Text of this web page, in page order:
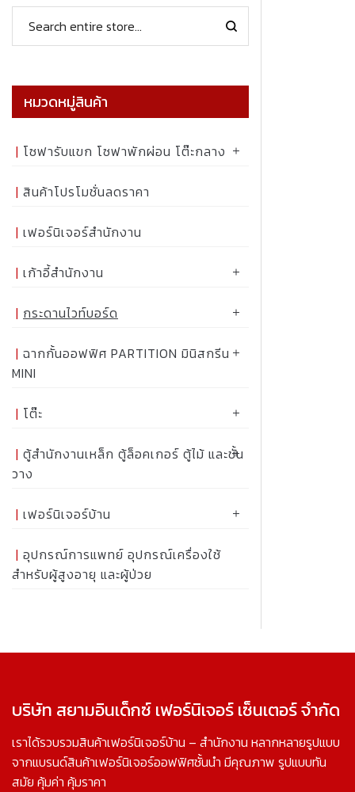
หมวดหมู่สินค้า
โซฟารับแขก โซฟาพักผ่อน โต๊ะกลาง
สินค้าโปรโมชั่นลดราคา
เฟอร์นิเจอร์สำนักงาน
เก้าอี้สำนักงาน
กระดานไวท์บอร์ด
ฉากกั้นออฟฟิศ PARTITION มินิสกรีน
MINI
โต๊ะ
ตู้สำนักงานเหล็ก ตู้ล็อคเกอร์ ตู้ไม้ และชั้น
วาง
เฟอร์นิเจอร์บ้าน
อุปกรณ์การแพทย์ อุปกรณ์เครื่องใช้
สำหรับผู้สูงอายุ และผู้ป่วย
บริษัท สยามอินเด็กซ์ เฟอร์นิเจอร์ เซ็นเตอร์ จำกัด
เราได้รวบรวมสินค้าเฟอร์นิเจอร์บ้าน – สำนักงาน หลากหลายรูปแบบ
จากแบรนด์สินค้าเฟอร์นิเจอร์ออฟฟิศชั้นนำ มีคุณภาพ รูปแบบทัน
สมัย คุ้มค่า คุ้มราคา